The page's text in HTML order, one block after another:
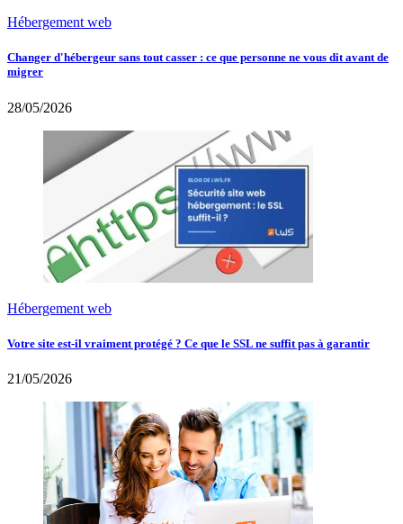
Hébergement web
Changer d'hébergeur sans tout casser : ce que personne ne vous dit avant de
migrer
28/05/2026
Hébergement web
Votre site est-il vraiment protégé ? Ce que le SSL ne suffit pas à garantir
21/05/2026